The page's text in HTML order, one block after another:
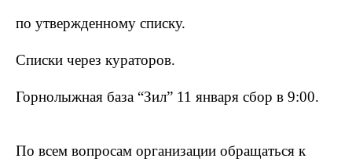
по утвержденному списку.
Списки через кураторов.
Горнолыжная база “Зил” 11 января сбор в 9:00.
По всем вопросам организации обращаться к